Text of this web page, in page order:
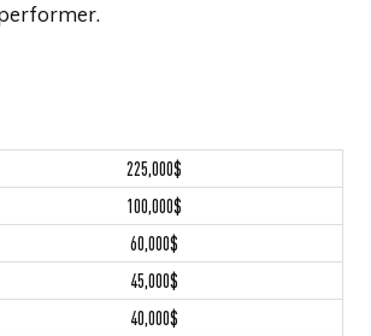
225,000$
100,000$
60,000$
45,000$
40,000$